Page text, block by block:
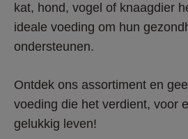
kat, hond, vogel of knaagdier
ideale voeding om hun
ondersteunen.
Ontdek ons assortiment en
voeding die het verdient, voor
gelukkig leven!